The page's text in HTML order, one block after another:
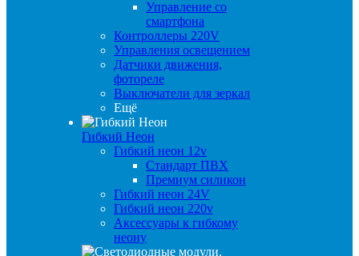
Управление со
смартфона
Контроллеры 220V
Управления освещением
Датчики движения,
фотореле
Выключатели для зеркал
Ещё
Гибкий Неон
Гибкий неон 12v
Стандарт ПВХ
Премиум силикон
Гибкий неон 24V
Гибкий неон 220v
Аксессуары к гибкому
неону